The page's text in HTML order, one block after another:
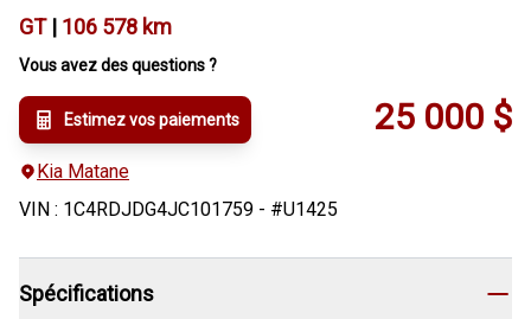
GT| 106 578 km
Vous avez des questions ?
25 000$
Estimez vos paiements
Kia Matane
VIN : 1C4RDJDG4JC101759 - #U1425
Spécifications